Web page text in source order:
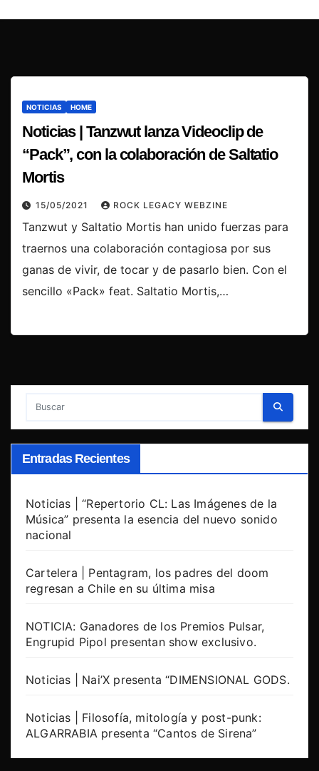
NOTICIAS HOME
Noticias | Tanzwut lanza Videoclip de
“Pack”, con la colaboración de Saltatio
Mortis
15/05/2021 ROCK LEGACY WEBZINE
Tanzwut y Saltatio Mortis han unido fuerzas para
traernos una colaboración contagiosa por sus
ganas de vivir, de tocar y de pasarlo bien. Con el
sencillo «Pack» feat. Saltatio Mortis,…
Entradas Recientes
Noticias | “Repertorio CL: Las Imágenes de la
Música” presenta la esencia del nuevo sonido
nacional
Cartelera | Pentagram, los padres del doom
regresan a Chile en su última misa
NOTICIA: Ganadores de los Premios Pulsar,
Engrupid Pipol presentan show exclusivo.
Noticias | Nai’X presenta “DIMENSIONAL GODS.
Noticias | Filosofía, mitología y post-punk:
ALGARRABIA presenta “Cantos de Sirena”